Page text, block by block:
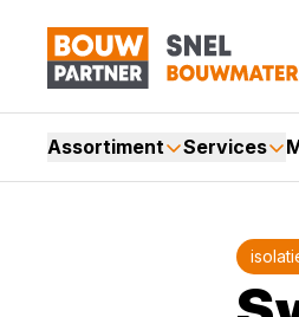
Assortiment Services